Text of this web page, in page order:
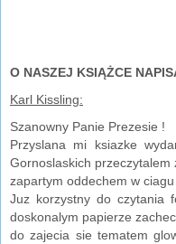
O NASZEJ KSIĄŻCE
Karl Kissling:
Szanowny Panie Prezesie !
Przyslana mi ksiazke
Gornoslaskich przeczytalem
zapartym oddechem w ciagu
Juz korzystny do czytania
doskonalym papierze
do zajecia sie tematem